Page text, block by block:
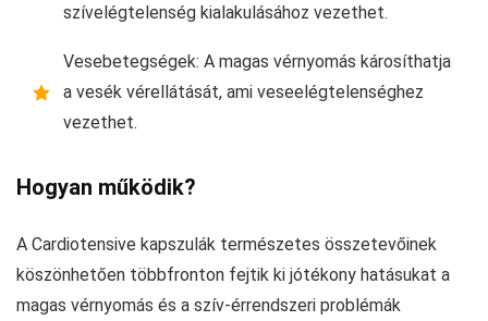
szívelégtelenség kialakulásához vezethet.
Vesebetegségek: A magas vérnyomás károsíthatja
a vesék vérellátását, ami veseelégtelenséghez
vezethet.
Hogyan működik?
A Cardiotensive kapszulák természetes összetevőinek
köszönhetően többfronton fejtik ki jótékony hatásukat a
magas vérnyomás és a szív-érrendszeri problémák